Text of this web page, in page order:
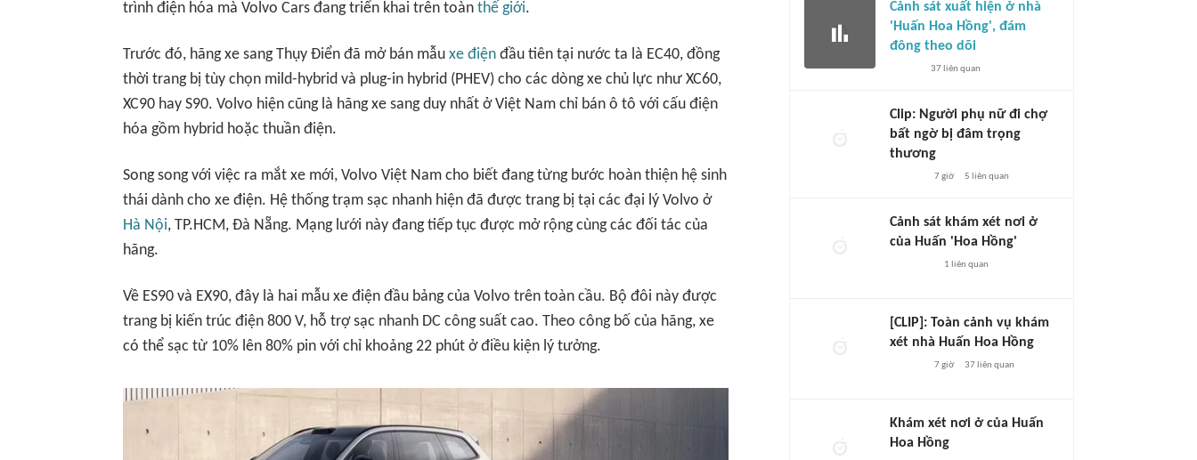
trình điện hóa mà Volvo Cars đang triển khai trên toàn thế giới.
Trước đó, hãng xe sang Thụy Điển đã mở bán mẫu xe điện đầu tiên tại nước ta là EC40, đồng
thời trang bị tùy chọn mild-hybrid và plug-in hybrid (PHEV) cho các dòng xe chủ lực như XC60,
XC90 hay S90. Volvo hiện cũng là hãng xe sang duy nhất ở Việt Nam chỉ bán ô tô với cấu điện
hóa gồm hybrid hoặc thuần điện.
Song song với việc ra mắt xe mới, Volvo Việt Nam cho biết đang từng bước hoàn thiện hệ sinh
thái dành cho xe điện. Hệ thống trạm sạc nhanh hiện đã được trang bị tại các đại lý Volvo ở
Hà Nội, TP.HCM, Đà Nẵng. Mạng lưới này đang tiếp tục được mở rộng cùng các đối tác của
hãng.
Về ES90 và EX90, đây là hai mẫu xe điện đầu bảng của Volvo trên toàn cầu. Bộ đôi này được
trang bị kiến trúc điện 800 V, hỗ trợ sạc nhanh DC công suất cao. Theo công bố của hãng, xe
có thể sạc từ 10% lên 80% pin với chỉ khoảng 22 phút ở điều kiện lý tưởng.
Cảnh sát xuất hiện ở nhà
'Huấn Hoa Hồng', đám
đông theo dõi
37liên quan
Clip: Người phụ nữ đi chợ
bất ngờ bị đâm trọng
thương
7 giờ 5 liên quan
Cảnh sát khám xét nơi ở
của Huấn 'Hoa Hồng'
1 liên quan
[CLIP]: Toàn cảnh vụ khám
xét nhà Huấn Hoa Hồng
7 giờ 37liên quan
Khám xét nơi ở của Huấn
Hoa Hồng